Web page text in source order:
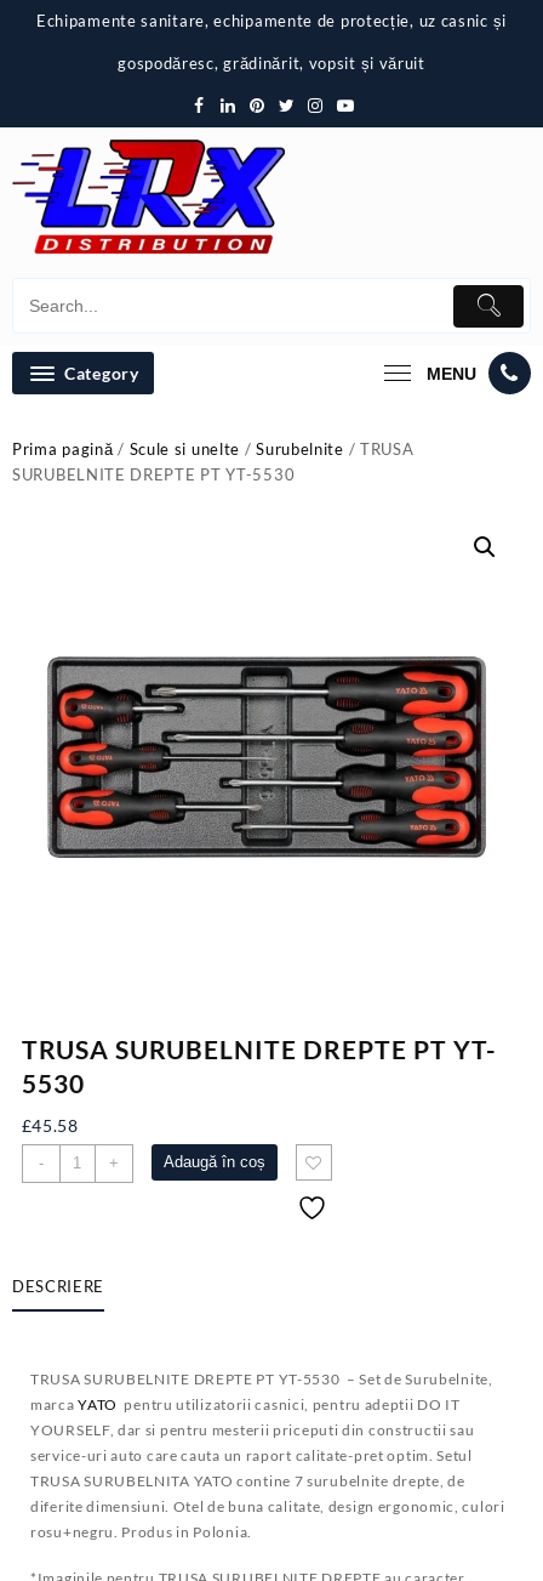
Echipamente sanitare, echipamente de protecție, uz casnic și
gospodăresc, grădinărit, vopsit și văruit
Category MENU
Prima pagină/ Scule si unelte /Surubelnite / TRUSA
SURUBELNITE DREPTE PT YT-5530
TRUSA SURUBELNITE DREPTE PT YT-
5530
£45.58
-
Cantitate
TRUSA
YT-
5530
+ Adaugă în coș
DESCRIERE
TRUSA SURUBELNITE DREPTE PT YT-5530 – Set de Surubelnite,
marcaYATO pentru utilizatorii casnici, pentru adeptii DO IT
YOURSELF, dar si pentru mesterii priceputi din constructii sau
service-uri auto care cauta un raport calitate-pret optim. Setul
TRUSA SURUBELNITA YATO contine 7 surubelnite drepte, de
diferite dimensiuni. Otel de buna calitate, design ergonomic, culori
rosu+negru. Produs in Polonia.